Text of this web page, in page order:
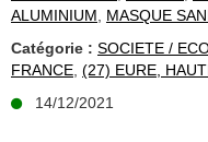
ALUMINIUM, MASQUE
Catégorie : SOCIETE /
FRANCE, (27) EURE,
14/12/2021